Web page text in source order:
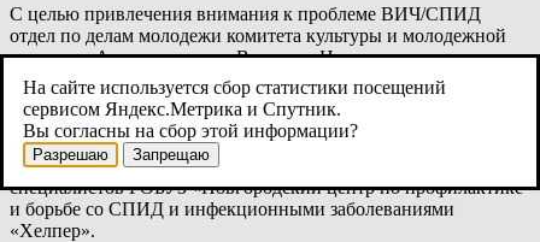
С целью привлечения внимания к проблеме ВИЧ/СПИД
отдел по делам молодежи комитета культуры и молодежной
политики Администрации Великого Новгорода запускает
информационную интернет-акцию, в рамках которой
ежедневнос 12 по 17 мая 2020 годав группе отдела в
социальной сети «ВКонтакте» (https://vk.com/molodoyvn
размещаться видеоролики проекта «Скажите, Доктор»
Новгородского областного телевидения с участием
специалистов ГОБУЗ «Новгородский центр по профилактике
и борьбе со СПИД и инфекционными заболеваниями
«Хелпер».
На сайте используется сбор статистики посещений
сервисом Яндекс.Метрика и Спутник.
Вы согласны на сбор этой информации?
Разрешаю Запрещаю